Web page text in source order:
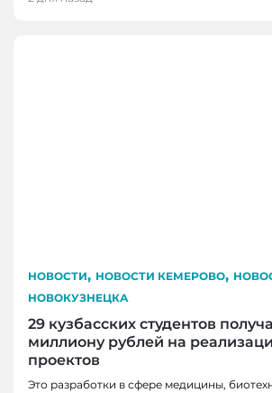
НОВОСТИ, НОВОСТИ КЕМЕРОВО,
НОВОКУЗНЕЦКА
29 кузбасских студентов
миллиону рублей на
проектов
Это разработки в сфере медицины,